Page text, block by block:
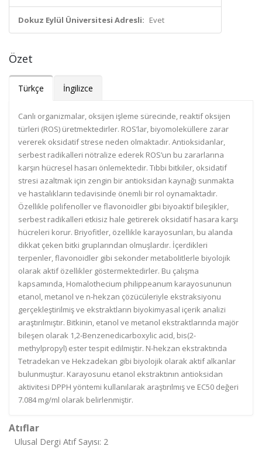
Dokuz Eylül Üniversitesi Adresli: Evet
Özet
Türkçe İngilizce
Canlı organizmalar, oksijen işleme sürecinde, reaktif oksijen
türleri (ROS) üretmektedirler. ROS’lar, biyomoleküllere zarar
vererek oksidatif strese neden olmaktadır. Antioksidanlar,
serbest radikalleri nötralize ederek ROS’un bu zararlarına
karşın hücresel hasarı önlemektedir. Tıbbi bitkiler, oksidatif
stresi azaltmak için zengin bir antioksidan kaynağı sunmakta
ve hastalıkların tedavisinde önemli bir rol oynamaktadır.
Özellikle polifenoller ve flavonoidler gibi biyoaktif bileşikler,
serbest radikalleri etkisiz hale getirerek oksidatif hasara karşı
hücreleri korur. Briyofitler, özellikle karayosunları, bu alanda
dikkat çeken bitki gruplarından olmuşlardır. İçerdikleri
terpenler, flavonoidler gibi sekonder metabolitlerle biyolojik
olarak aktif özellikler göstermektedirler. Bu çalışma
kapsamında, Homalothecium philippeanum karayosununun
etanol, metanol ve n-hekzan çözücüleriyle ekstraksiyonu
gerçekleştirilmiş ve ekstraktların biyokimyasal içerik analizi
araştırılmıştır. Bitkinin, etanol ve metanol ekstraktlarında majör
bileşen olarak 1,2-Benzenedicarboxylic acid, bis(2-
methylpropyl) ester tespit edilmiştir. N-hekzan ekstraktında
Tetradekan ve Hekzadekan gibi biyolojik olarak aktif alkanlar
bulunmuştur. Karayosunu etanol ekstraktının antioksidan
aktivitesi DPPH yöntemi kullanılarak araştırılmış ve EC50 değeri
7.084 mg/ml olarak belirlenmiştir.
Atıflar
Ulusal Dergi Atıf Sayısı: 2